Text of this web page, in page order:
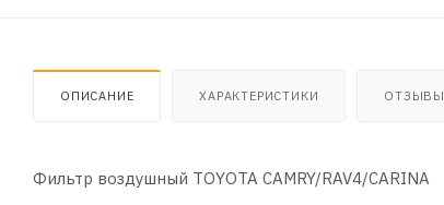
ОПИСАНИЕ ХАРАКТЕРИСТИКИ ОТЗЫВЫ
Фильтр воздушный TOYOTA CAMRY/RAV4/CARINA